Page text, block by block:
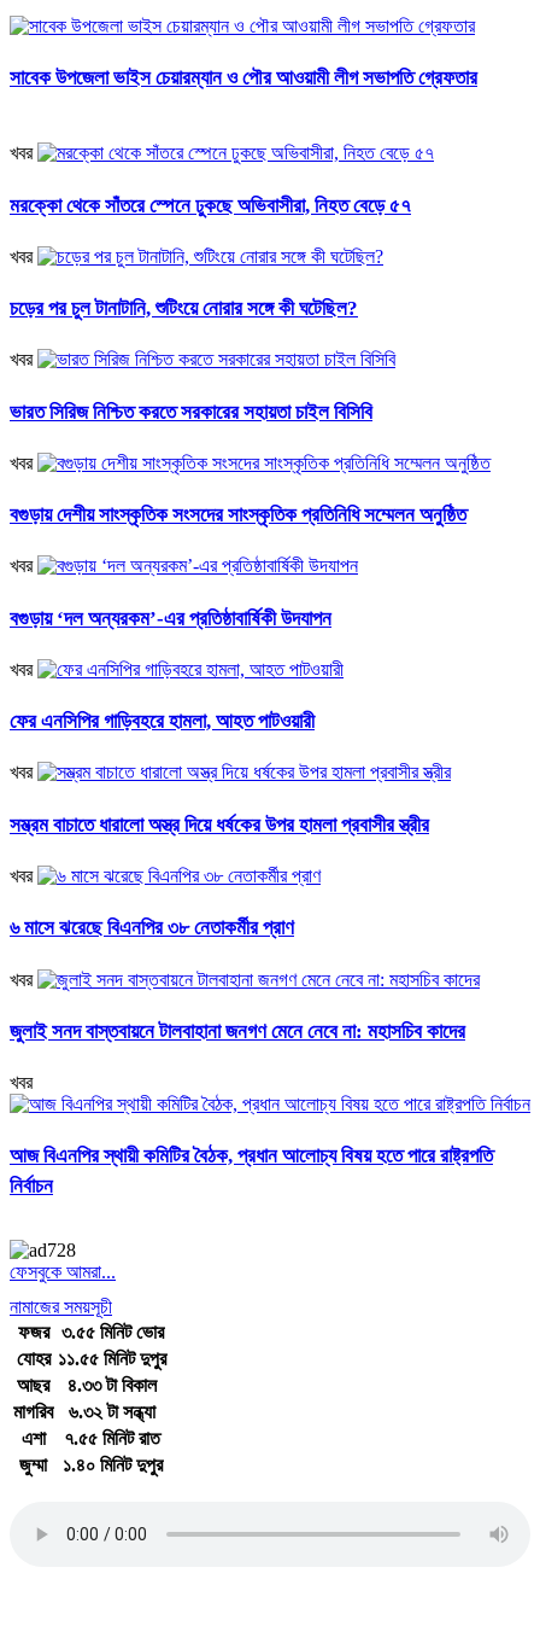
সাবেক উপজেলা ভাইস চেয়ারম্যান ও পৌর আওয়ামী লীগ সভাপতি গ্রেফতার
খবর
মরক্কো থেকে সাঁতরে স্পেনে ঢুকছে অভিবাসীরা, নিহত বেড়ে ৫৭
খবর
চড়ের পর চুল টানাটানি, শুটিংয়ে নোরার সঙ্গে কী ঘটেছিল?
খবর
ভারত সিরিজ নিশ্চিত করতে সরকারের সহায়তা চাইল বিসিবি
খবর
বগুড়ায় দেশীয় সাংস্কৃতিক সংসদের সাংস্কৃতিক প্রতিনিধি সম্মেলন অনুষ্ঠিত
খবর
বগুড়ায় ‘দল অন্যরকম’-এর প্রতিষ্ঠাবার্ষিকী উদযাপন
খবর
ফের এনসিপির গাড়িবহরে হামলা, আহত পাটওয়ারী
খবর
সম্ভ্রম বাচাতে ধারালো অস্ত্র দিয়ে ধর্ষকের উপর হামলা প্রবাসীর স্ত্রীর
খবর
৬ মাসে ঝরেছে বিএনপির ৩৮ নেতাকর্মীর প্রাণ
খবর
জুলাই সনদ বাস্তবায়নে টালবাহানা জনগণ মেনে নেবে না: মহাসচিব কাদের
খবর
আজ বিএনপির স্থায়ী কমিটির বৈঠক, প্রধান আলোচ্য বিষয় হতে পারে রাষ্ট্রপতি
নির্বাচন
ফেসবুকে আমরা...
নামাজের সময়সূচী
ফজর
৩.৫৫ মিনিট ভোর
যোহর ১১.৫৫ মিনিট দুপুর
আছর
৪.৩৩ টা বিকাল
মাগরিব
৬.৩২ টা সন্ধ্যা
এশা
৭.৫৫ মিনিট রাত
জুম্মা
১.৪০ মিনিট দুপুর